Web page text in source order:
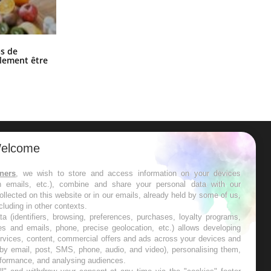
de
être
les semaines les meilleures
, we wish to store and access information on your devices
emails, etc.), combine and share your personal data with our
on this website or in our emails, already held by some of us,
in other contexts.
(identifiers, browsing, preferences, purchases, loyalty programs,
and emails, phone, precise geolocation, etc.) allows developing
content, commercial offers and ads across your devices and
email, post, SMS, phone, audio, and video), personalising them,
and analysing audiences.